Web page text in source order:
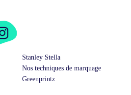
Stanley Stella
Nos techniques de marquage
Greenprintz